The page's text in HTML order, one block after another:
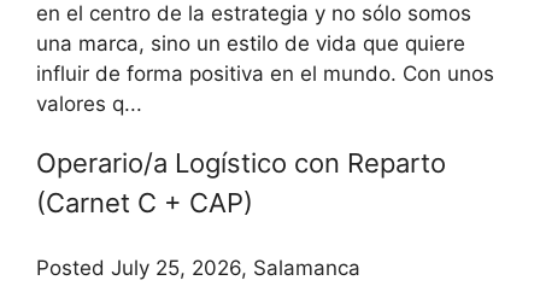
en el centro de la estrategia y no sólo somos
una marca, sino un estilo de vida que quiere
influir de forma positiva en el mundo. Con unos
valores q...
Operario/a Logístico con Reparto
(Carnet C + CAP)
Posted July 25, 2026, Salamanca